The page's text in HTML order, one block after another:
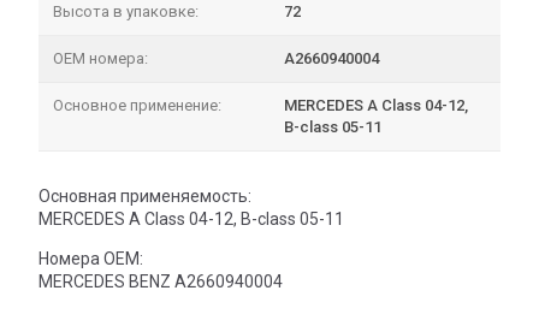
Высота в упаковке: 72
OEM номера: A2660940004
Основное применение:
MERCEDES A Class 04-12,
B-class 05-11
Основная применяемость:
MERCEDES A Class 04-12, B-class 05-11
Номера OEM:
MERCEDES BENZ A2660940004